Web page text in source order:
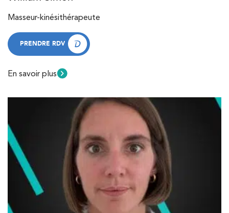
Masseur-kinésithérapeute
PRENDRE RDV
En savoir plus